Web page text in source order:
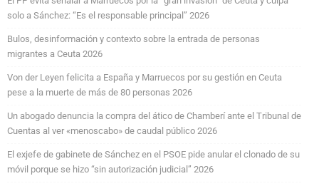
solo a Sánchez: “Es el responsable principal” 2026
Bulos, desinformación y contexto sobre la entrada de personas
migrantes a Ceuta 2026
Von der Leyen felicita a España y Marruecos por su gestión en Ceuta
pese a la muerte de más de 80 personas 2026
Un abogado denuncia la compra del ático de Chamberí ante el Tribunal de
Cuentas al ver «menoscabo» de caudal público 2026
El exjefe de gabinete de Sánchez en el PSOE pide anular el clonado de su
móvil porque se hizo “sin autorización judicial” 2026